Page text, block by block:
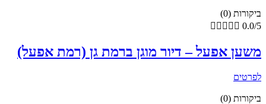
ביקורות (0)
     0.0/5
משען אפעל – דיור מוגן ברמת גן (רמת אפעל)
לפרטים
ביקורות (0)